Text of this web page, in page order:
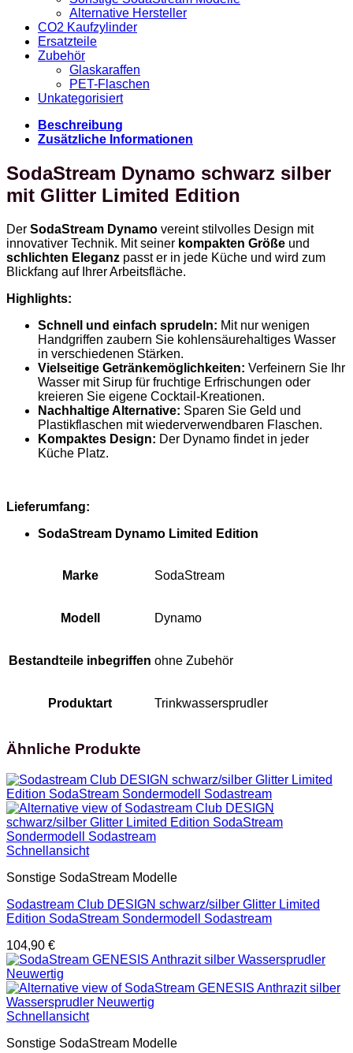
Alternative Hersteller
CO2 Kaufzylinder
Ersatzteile
Zubehör
Glaskaraffen
PET-Flaschen
Unkategorisiert
Beschreibung
Zusätzliche Informationen
SodaStream Dynamo schwarz silber
mit Glitter Limited Edition
Der SodaStream Dynamo vereint stilvolles Design mit
innovativer Technik. Mit seiner kompakten Größe und
schlichten Eleganz passt er in jede Küche und wird zum
Blickfang auf Ihrer Arbeitsfläche.
Highlights:
Schnell und einfach sprudeln: Mit nur wenigen
Handgriffen zaubern Sie kohlensäurehaltiges Wasser
in verschiedenen Stärken.
Vielseitige Getränkemöglichkeiten: Verfeinern Sie Ihr
Wasser mit Sirup für fruchtige Erfrischungen oder
kreieren Sie eigene Cocktail-Kreationen.
Nachhaltige Alternative: Sparen Sie Geld und
Plastikflaschen mit wiederverwendbaren Flaschen.
Kompaktes Design: Der Dynamo findet in jeder
Küche Platz.
Lieferumfang:
SodaStream Dynamo Limited Edition
Marke SodaStream
Modell Dynamo
Bestandteile inbegriffen ohne Zubehör
Produktart Trinkwassersprudler
Ähnliche Produkte
Schnellansicht
Sonstige SodaStream Modelle
Sodastream Club DESIGN schwarz/silber Glitter Limited
Edition SodaStream Sondermodell Sodastream
104,90 €
Schnellansicht
Sonstige SodaStream Modelle